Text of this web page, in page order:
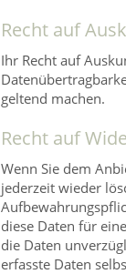
Recht auf
Ihr Recht auf
geltend machen.
Recht auf
Wenn Sie dem
jederzeit wieder
diese Daten für
die Daten
erfasste Daten